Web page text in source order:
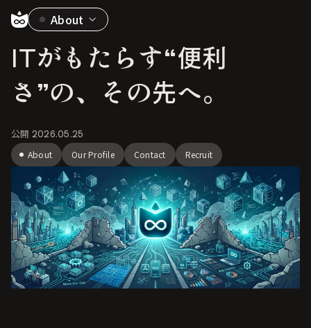
About
ITがもたらす“便利
さ”の、その先へ。
公開 2026.05.25
About Our Profile Contact Recruit